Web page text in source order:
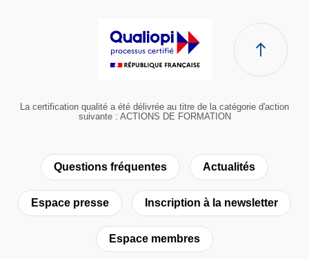
La certification qualité a été délivrée au titre de la catégorie d'action
suivante : ACTIONS DE FORMATION
Questions fréquentes Actualités
Espace presse Inscription à la newsletter
Espace membres